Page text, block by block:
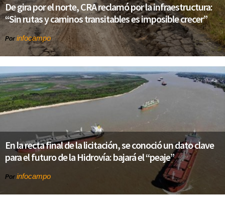
De gira por el norte, CRA reclamó por la infraestructura:
“Sin rutas y caminos transitables es imposible crecer”
Por infocampo
En la recta final de la licitación, se conoció un dato clave
para el futuro de la Hidrovía: bajará el “peaje”
Por infocampo